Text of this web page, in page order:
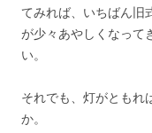
てみれば、いちばん旧
が少々あやしくなって
い。
それでも、灯がともれ
か。